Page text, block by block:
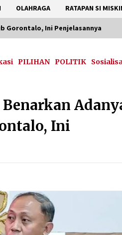
OLAHRAGA RATAPAN SI
Gorontalo, Ini Penjelasannya
PILIHAN POLITIK
Ini